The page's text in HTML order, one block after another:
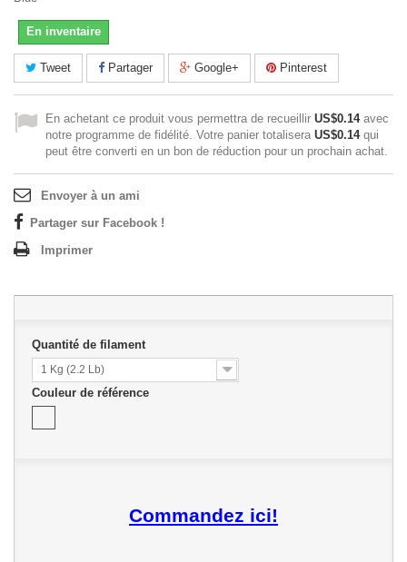
En inventaire
Tweet Partager Google+ Pinterest
En achetant ce produit vous permettra de recueillir US$0.14avec
notre programme de fidélité. Votre panier totalisera US$0.14qui
peut être converti en un bon de réduction pour un prochain achat.
Envoyer à un ami
Partager sur Facebook !
Imprimer
Quantité de filament
1 Kg (2.2 Lb)
Couleur de référence
Commandez ici!